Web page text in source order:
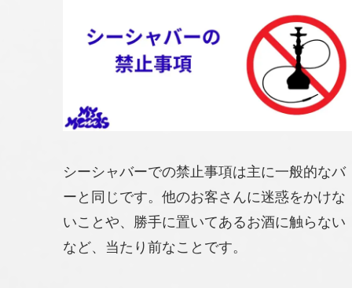
シーシャバーでの禁止事項は主に一般的なバ
ーと同じです。他のお客さんに迷惑をかけな
いことや、勝手に置いてあるお酒に触らない
など、当たり前なことです。